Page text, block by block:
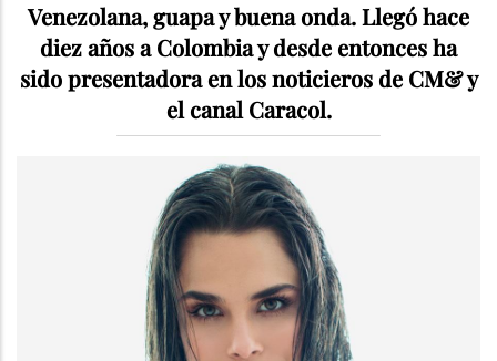
Venezolana, guapa y buena onda. Llegó hace
diez años a Colombia y desde entonces ha
sido presentadora en los noticieros de CM& y
el canal Caracol.